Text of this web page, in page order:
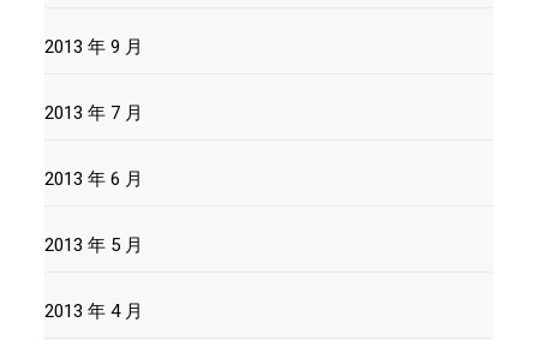
2013 年 9 月
2013 年 7 月
2013 年 6 月
2013 年 5 月
2013 年 4 月